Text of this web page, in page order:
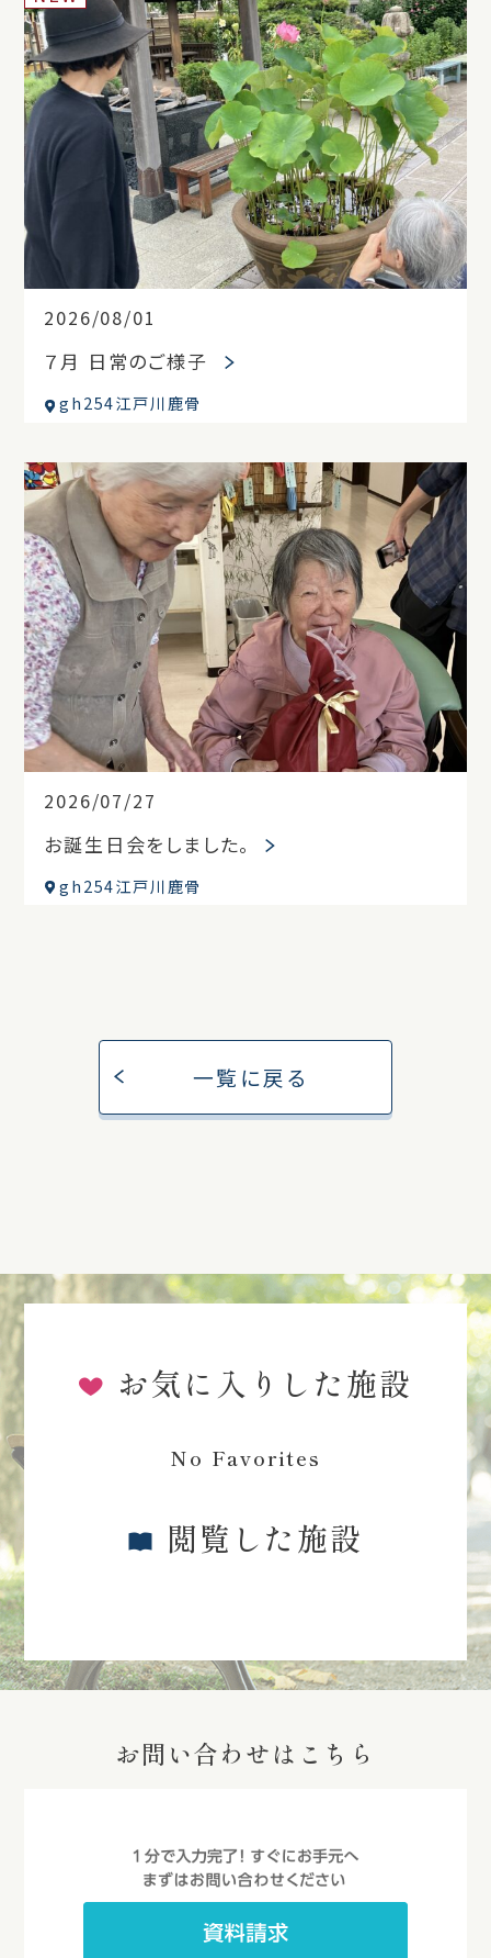
2026/08/01
７月 日常のご様子
gh254江戸川鹿骨
2026/07/27
お誕生日会をしました。
gh254江戸川鹿骨
一覧に戻る
お気に入りした施設
No Favorites
閲覧した施設
お問い合わせはこちら